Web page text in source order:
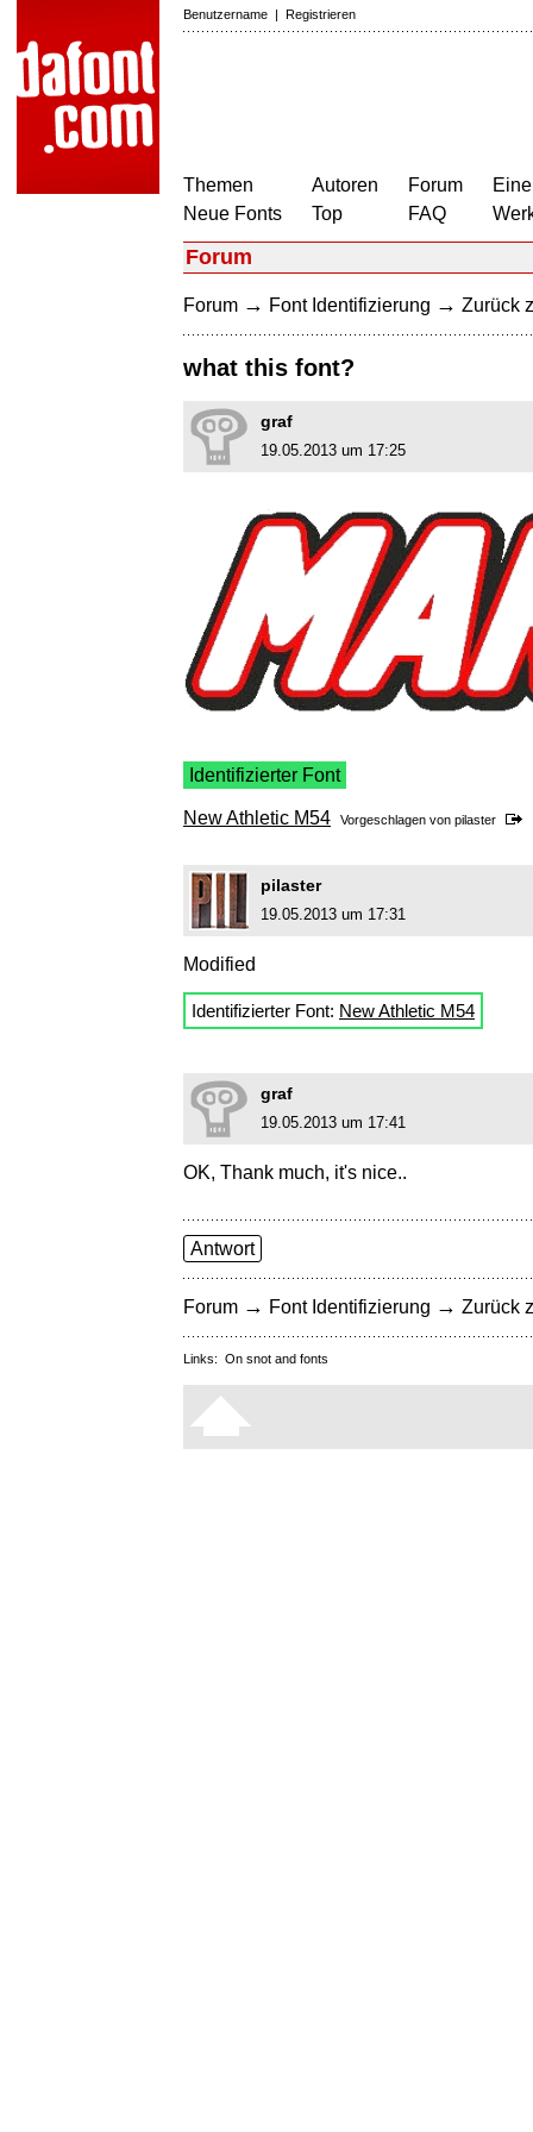
Benutzername | Registrieren
Themen
Neue Fonts
Autoren
Top
Forum
FAQ
Forum
Forum → Font Identifizierung → Zurück
what this font?
graf
19.05.2013 um 17:25
Identifizierter Font
New Athletic M54 Vorgeschlagen von pilaster
pilaster
19.05.2013 um 17:31
Modified
Identifizierter Font: New Athletic M54
graf
19.05.2013 um 17:41
OK, Thank much, it's nice..
Antwort
Forum → Font Identifizierung → Zurück
Links: On snot and fonts